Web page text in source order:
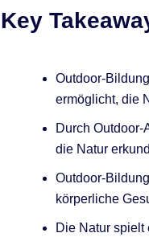
Key
Outdoor-
ermöglicht, die
Durch
die Natur
Outdoor-
körperliche
Die Natur